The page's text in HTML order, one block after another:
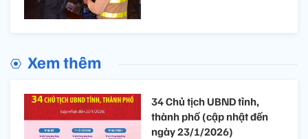
Xem thêm
34 Chủ tịch UBND tỉnh,
thành phố (cập nhật đến
ngày 23/1/2026)